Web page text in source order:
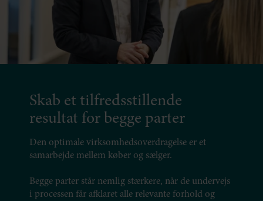
Skab et tilfredsstillende
resultat for begge parter
Den optimale virksomhedsoverdragelse er et
samarbejde mellem køber og sælger.
Begge parter står nemlig stærkere, når de undervejs
i processen får afklaret alle relevante forhold og